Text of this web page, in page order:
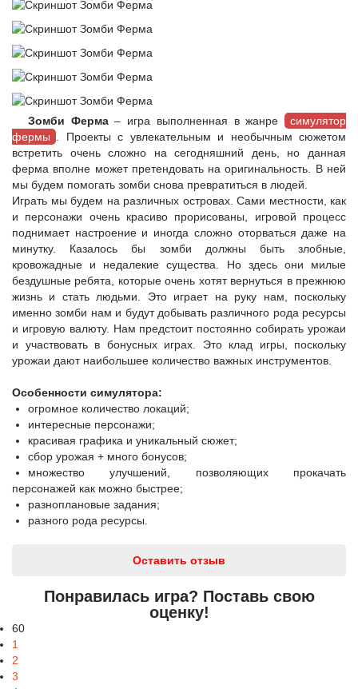
Зомби Ферма– игра выполненная в жанре
симулятор
фермы
. Проекты с увлекательным и необычным сюжетом
встретить очень сложно на сегодняшний день, но данная
ферма вполне может претендовать на оригинальность. В ней
мы будем помогать зомби снова превратиться в людей.
Играть мы будем на различных островах. Сами местности, как
и персонажи очень красиво прорисованы, игровой процесс
поднимает настроение и иногда сложно оторваться даже на
минутку. Казалось бы зомби должны быть злобные,
кровожадные и недалекие существа. Но здесь они милые
бездушные ребята, которые очень хотят вернуться в прежнюю
жизнь и стать людьми. Это играет на руку нам, поскольку
именно зомби нам и будут добывать различного рода ресурсы
и игровую валюту. Нам предстоит постоянно собирать урожаи
и участвовать в бонусных играх. Это клад игры, поскольку
урожаи дают наибольшее количество важных инструментов.
Особенности симулятора:
огромное количество локаций;
интересные персонажи;
красивая графика и уникальный сюжет;
сбор урожая + много бонусов;
множество улучшений, позволяющих прокачать
персонажей как можно быстрее;
разноплановые задания;
разного рода ресурсы.
Оставить отзыв
Понравилась игра? Поставь свою
оценку!
60
1
2
3